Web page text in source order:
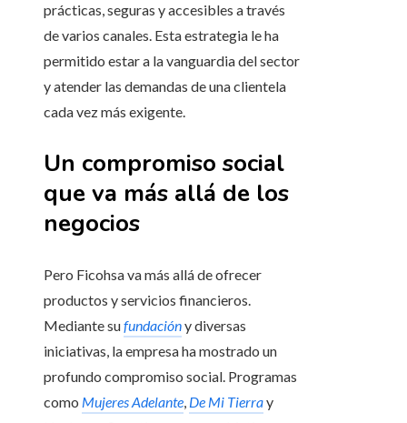
prácticas, seguras y accesibles a través
de varios canales. Esta estrategia le ha
permitido estar a la vanguardia del sector
y atender las demandas de una clientela
cada vez más exigente.
Un compromiso social
que va más allá de los
negocios
Pero Ficohsa va más allá de ofrecer
productos y servicios financieros.
Mediante sufundacióny diversas
iniciativas, la empresa ha mostrado un
profundo compromiso social. Programas
como Mujeres Adelante, De Mi Tierray